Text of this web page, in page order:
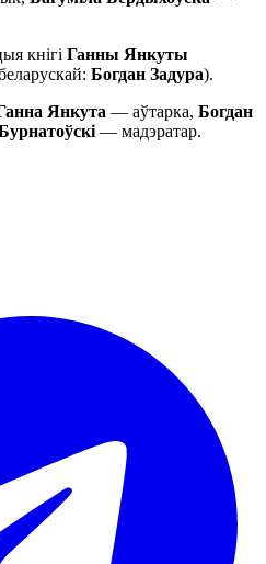
кнігі Ганны Янкуты
Богдан Задура).
Янкута — аўтарка, Богдан
— мадэратар.